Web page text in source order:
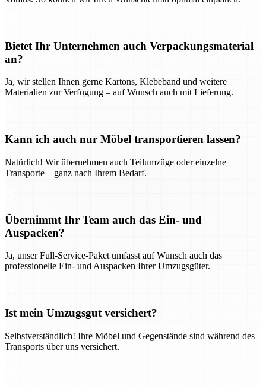
Bietet Ihr Unternehmen auch Verpackungsmaterial
an?
Ja, wir stellen Ihnen gerne Kartons, Klebeband und weitere
Materialien zur Verfügung – auf Wunsch auch mit Lieferung.
Kann ich auch nur Möbel transportieren lassen?
Natürlich! Wir übernehmen auch Teilumzüge oder einzelne
Transporte – ganz nach Ihrem Bedarf.
Übernimmt Ihr Team auch das Ein- und
Auspacken?
Ja, unser Full-Service-Paket umfasst auf Wunsch auch das
professionelle Ein- und Auspacken Ihrer Umzugsgüter.
Ist mein Umzugsgut versichert?
Selbstverständlich! Ihre Möbel und Gegenstände sind während des
Transports über uns versichert.